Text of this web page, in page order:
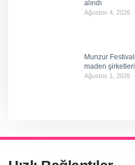
alındı
Ağustos 4, 2026
Munzur
maden
Ağustos 1, 2026